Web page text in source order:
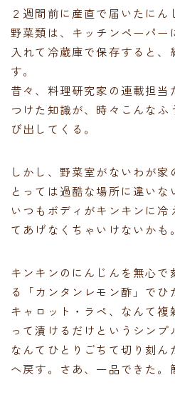
２週間前に産直で届いたにん
野菜類は、キッチンペーパー
入れて冷蔵庫で保存すると、
す。
昔々、料理研究家の連載担当
つけた知識が、時々こんな
び出してくる。
しかし、野菜室がないわが
とっては過酷な場所に違いな
いつもボディがキンキンに
てあげなくちゃいけないかも。
キンキンのにんじんを無心で
る「カンタンレモン酢」でひ
キャロット・ラペ、なんて複
って漬けるだけというシンプ
なんてひとりごちて切り刻
へ戻す。さあ、一品できた。